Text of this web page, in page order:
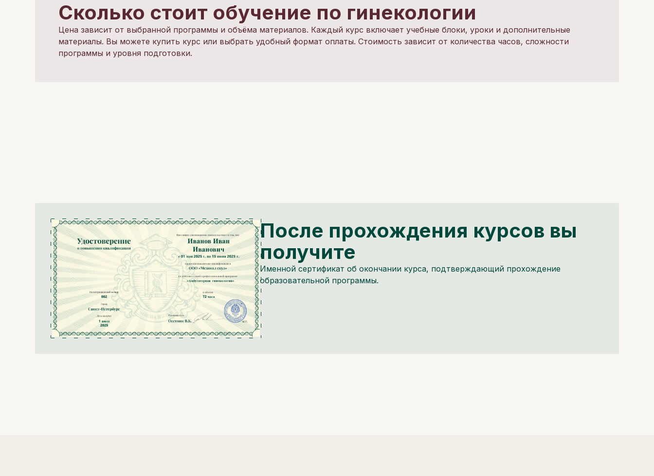
Сколько стоит обучение по гинекологии
Цена зависит от выбранной программы и объёма материалов. Каждый курс включает учебные блоки, уроки и дополнительные
материалы. Вы можете купить курс или выбрать удобный формат оплаты. Стоимость зависит от количества часов, сложности
программы и уровня подготовки.
После прохождения курсов вы
получите
Именной сертификат об окончании курса, подтверждающий прохождение
образовательной программы.